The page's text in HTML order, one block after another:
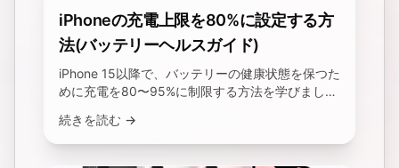
iPhoneの充電上限を80%に設定する方
法(バッテリーヘルスガイド)
iPhone 15以降で、バッテリーの健康状態を保つた
めに充電を80〜95%に制限する方法を学びましょ
セットアップガイドです。
続きを読む →